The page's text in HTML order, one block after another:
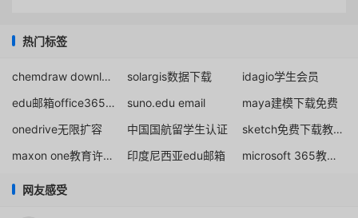
热门标签
chemdraw download student solargis数据下载
idagio学生会员
edu邮箱office365无管理有桌面
suno.edu email
maya建模下载免费
onedrive无限扩容
中国国航留学生认证
sketch免费下载教育订阅
maxon one教育许可证
印度尼西亚edu邮箱 microsoft 365教育全局管理员
网友感受